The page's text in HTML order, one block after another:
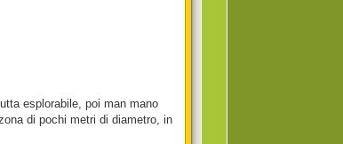
esplorabile, poi man mano
di pochi metri di diametro, in